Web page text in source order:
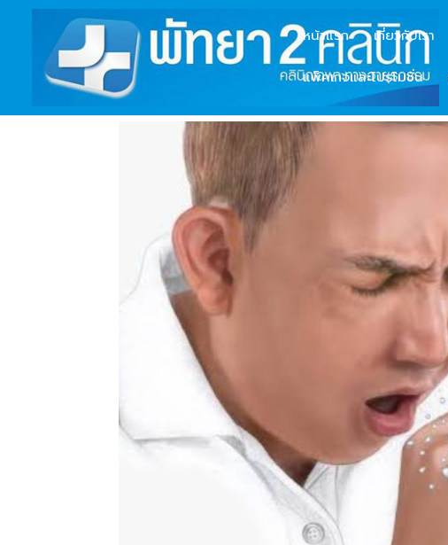
หน้าแรก เกี่ยวกับเรา
แพ็คเกจและโปรโมชั่น